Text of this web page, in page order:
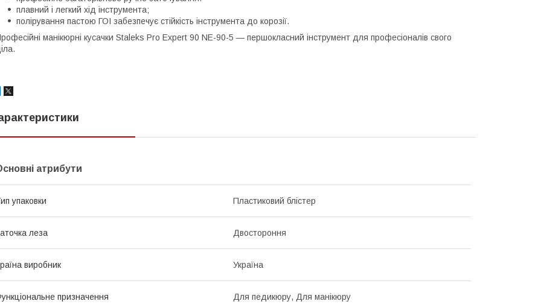
плавний і легкий хід інструмента;
полірування пастою ГОІ забезпечує стійкість інструмента до корозії.
манікюрні кусачки Staleks Pro Expert 90 NE-90-5 — першокласний інструмент для професіоналів свого
атрибути
упаковки Пластиковий блістер
леза Двостороння
виробник Україна
призначення Для педикюру, Для манікюру